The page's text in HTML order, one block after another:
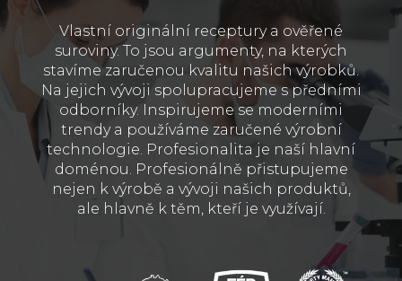
Vlastní originální receptury a ověřené
suroviny. To jsou argumenty, na kterých
stavíme zaručenou kvalitu našich výrobků.
Na jejich vývoji spolupracujeme s předními
odborníky. Inspirujeme se moderními
trendy a používáme zaručené výrobní
technologie. Profesionalita je naší hlavní
doménou. Profesionálně přistupujeme
nejen k výrobě a vývoji našich produktů,
ale hlavně k těm, kteří je využívají.